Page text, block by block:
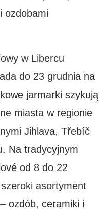
ozdobami
w Libercu
do 23 grudnia na
jarmarki szykują
miasta w regionie
Jihlava, Třebíč
Na tradycyjnym
od 8 do 22
asortyment
ozdób, ceramiki i